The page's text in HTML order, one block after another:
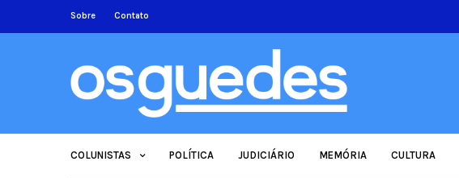
Sobre Contato
COLUNISTAS POLÍTICA JUDICIÁRIO MEMÓRIA CULTURA